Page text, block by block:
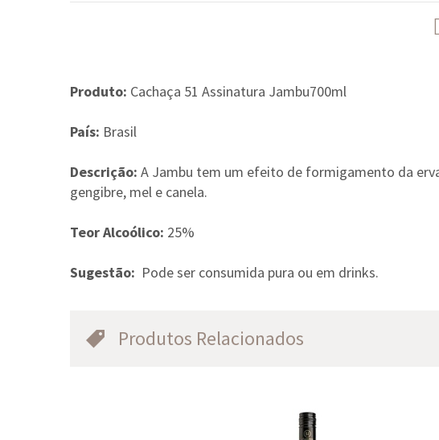
Produto: Cachaça 51 Assinatura Jambu700ml
País: Brasil
Descrição: A Jambu tem um efeito de formigamento da
gengibre, mel e canela.
Teor Alcoólico: 25%
Sugestão: Pode ser consumida pura ou em drinks.
Produtos Relacionados